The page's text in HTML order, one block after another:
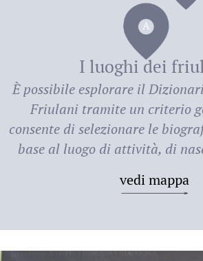
deiI luoghi dei
È possibile esplorare il
Friulani tramite un criterio
consente di selezionare le
base al luogo di attività, di
vedi mappa